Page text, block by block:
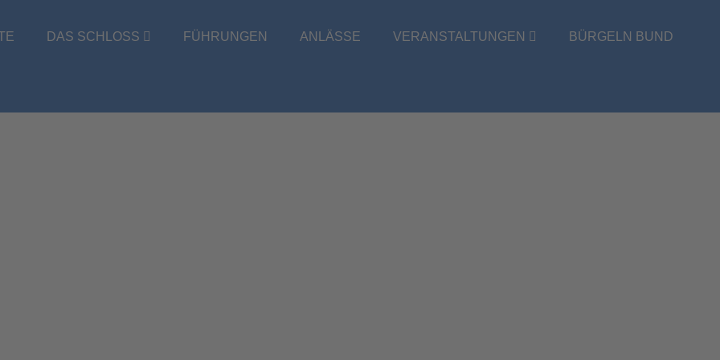
DAS SCHLOSS FÜHRUNGEN ANLÄSSE VERANSTALTUNGEN BÜRGELN BUND